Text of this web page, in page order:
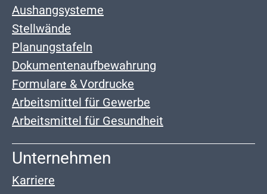
Aushangsysteme
Stellwände
Planungstafeln
Dokumentenaufbewahrung
Formulare & Vordrucke
Arbeitsmittel für Gewerbe
Arbeitsmittel für Gesundheit
Unternehmen
Karriere